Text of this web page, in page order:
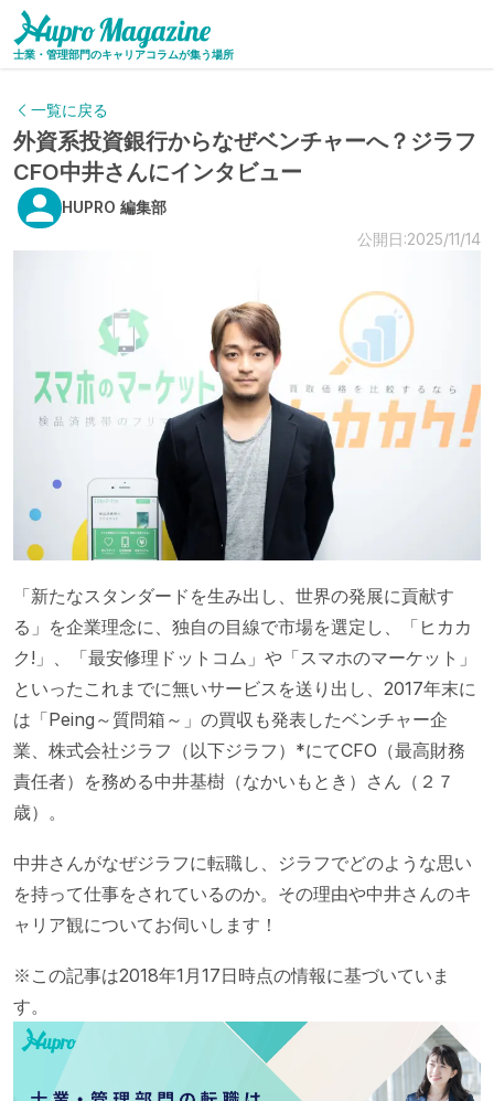
士業・管理部門のキャリアコラムが集う場所
一覧に戻る
外資系投資銀行からなぜベンチャーへ？ジラフ
CFO中井さんにインタビュー
HUPRO 編集部
公開日:2025/11/14
「新たなスタンダードを生み出し、世界の発展に貢献す
る」を企業理念に、独自の目線で市場を選定し、「ヒカカ
ク!」、「最安修理ドットコム」や「スマホのマーケット」
といったこれまでに無いサービスを送り出し、2017年末に
は「Peing～質問箱～」の買収も発表したベンチャー企
業、株式会社ジラフ（以下ジラフ）*にてCFO（最高財務
責任者）を務める中井基樹（なかいもとき）さん（２７
歳）。
中井さんがなぜジラフに転職し、ジラフでどのような思い
を持って仕事をされているのか。その理由や中井さんのキ
ャリア観についてお伺いします！
※この記事は2018年1月17日時点の情報に基づいていま
す。